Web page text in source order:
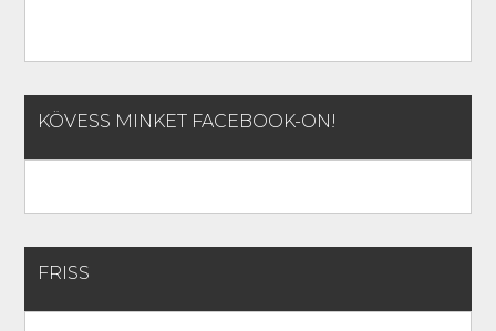
KÖVESS MINKET FACEBOOK-ON!
FRISS